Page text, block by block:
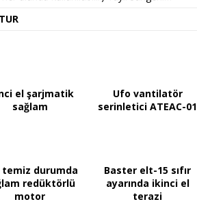
el şarjmatik
sağlam
Ufo vantilatör
serinletici ATEAC-01
temiz durumda
redüktörlü
motor
Baster elt-15 sıfır
ayarında ikinci el
terazi